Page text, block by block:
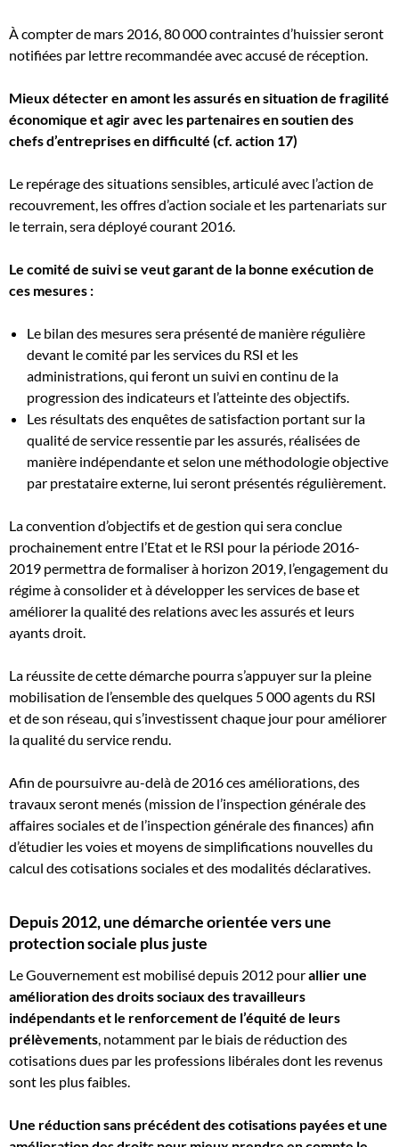
À compter de mars 2016, 80 000 contraintes d’huissier seront
notifiées par lettre recommandée avec accusé de réception.
Mieux détecter en amont les assurés en situation de fragilité
économique et agir avec les partenaires en soutien des
chefs d’entreprises en difficulté (cf. action 17)
Le repérage des situations sensibles, articulé avec l’action de
recouvrement, les offres d’action sociale et les partenariats sur
le terrain, sera déployé courant 2016.
Le comité de suivi se veut garant de la bonne exécution de
ces mesures :
Le bilan des mesures sera présenté de manière régulière
devant le comité par les services du RSI et les
administrations, qui feront un suivi en continu de la
progression des indicateurs et l’atteinte des objectifs.
Les résultats des enquêtes de satisfaction portant sur la
qualité de service ressentie par les assurés, réalisées de
manière indépendante et selon une méthodologie objective
par prestataire externe, lui seront présentés régulièrement.
La convention d’objectifs et de gestion qui sera conclue
prochainement entre l’Etat et le RSI pour la période 2016-
2019 permettra de formaliser à horizon 2019, l’engagement du
régime à consolider et à développer les services de base et
améliorer la qualité des relations avec les assurés et leurs
ayants droit.
La réussite de cette démarche pourra s’appuyer sur la pleine
mobilisation de l’ensemble des quelques 5 000 agents du RSI
et de son réseau, qui s’investissent chaque jour pour améliorer
la qualité du service rendu.
Afin de poursuivre au-delà de 2016 ces améliorations, des
travaux seront menés (mission de l’inspection générale des
affaires sociales et de l’inspection générale des finances) afin
d’étudier les voies et moyens de simplifications nouvelles du
calcul des cotisations sociales et des modalités déclaratives.
Depuis 2012, une démarche orientée vers une
protection sociale plus juste
Le Gouvernement est mobilisé depuis 2012 pourallier une
amélioration des droits sociaux des travailleurs
indépendants et le renforcement de l’équité de leurs
prélèvements, notamment par le biais de réduction des
cotisations dues par les professions libérales dont les revenus
sont les plus faibles.
Une réduction sans précédent des cotisations payées et une